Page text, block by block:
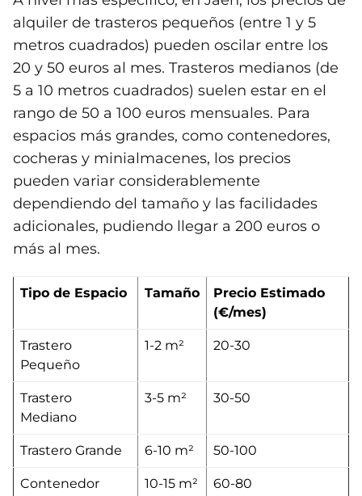
alquiler de trasteros pequeños (entre 1 y 5
metros cuadrados) pueden oscilar entre los
20 y 50 euros al mes. Trasteros medianos (de
5 a 10 metros cuadrados) suelen estar en el
rango de 50 a 100 euros mensuales. Para
espacios más grandes, como contenedores,
cocheras y minialmacenes, los precios
pueden variar considerablemente
dependiendo del tamaño y las facilidades
adicionales, pudiendo llegar a 200 euros o
más al mes.
Tipo de Espacio Tamaño
Precio Estimado
(€/mes)
Trastero
Pequeño
1-2 m² 20-30
Trastero
Mediano
3-5 m² 30-50
Trastero Grande 6-10 m² 50-100
Contenedor
10-15 m² 60-80